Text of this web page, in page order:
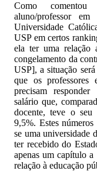
Como
aluno/professor
Universidade
USP em certos
ela ter uma relação
congelamento da
USP], a situação
que os professores
precisam
salário que,
docente, teve o seu
9,5%. Estes
se uma universidade
ter recebido do
apenas um capítulo
relação à educação